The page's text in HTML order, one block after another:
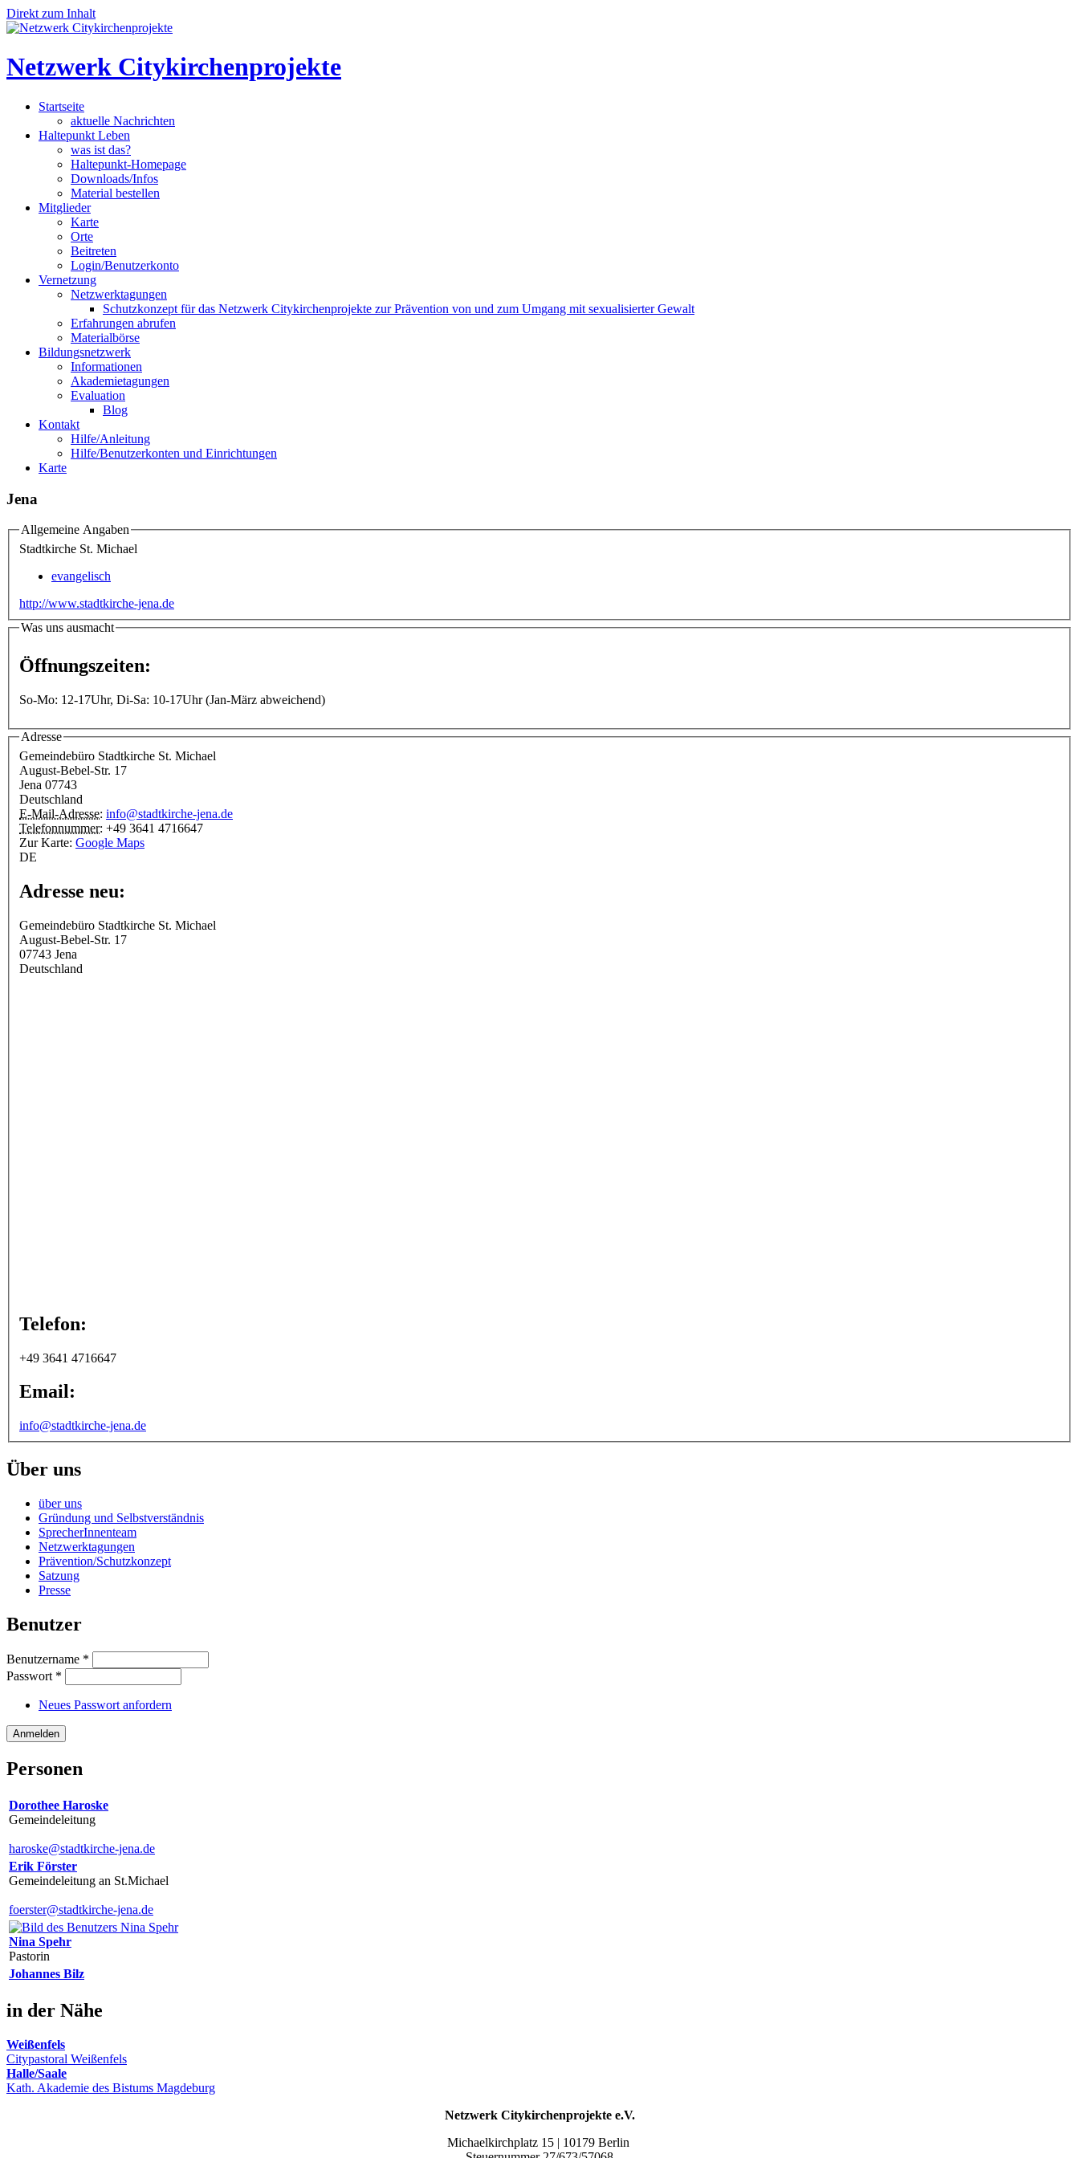
Direkt zum Inhalt
Netzwerk Citykirchenprojekte
Startseite
aktuelle Nachrichten
Haltepunkt Leben
was ist das?
Haltepunkt-Homepage
Downloads/Infos
Material bestellen
Mitglieder
Karte
Orte
Beitreten
Login/Benutzerkonto
Vernetzung
Netzwerktagungen
Schutzkonzept für das Netzwerk Citykirchenprojekte zur Prävention von und zum Umgang mit sexualisierter Gewalt
Erfahrungen abrufen
Materialbörse
Bildungsnetzwerk
Informationen
Akademietagungen
Evaluation
Blog
Kontakt
Hilfe/Anleitung
Hilfe/Benutzerkonten und Einrichtungen
Karte
Jena
Allgemeine Angaben
Stadtkirche St. Michael
evangelisch
http://www.stadtkirche-jena.de
Was uns ausmacht
Öffnungszeiten:
So-Mo: 12-17Uhr, Di-Sa: 10-17Uhr (Jan-März abweichend)
Adresse
Gemeindebüro Stadtkirche St. Michael
August-Bebel-Str. 17
Jena 07743
Deutschland
E-Mail-Adresse: info@stadtkirche-jena.de
Telefonnummer: +49 3641 4716647
Zur Karte: Google Maps
DE
Adresse neu:
Gemeindebüro Stadtkirche St. Michael
August-Bebel-Str. 17
07743 Jena
Deutschland
Telefon:
+49 3641 4716647
Email:
info@stadtkirche-jena.de
Über uns
über uns
Gründung und Selbstverständnis
SprecherInnenteam
Netzwerktagungen
Prävention/Schutzkonzept
Satzung
Presse
Benutzer
Benutzername *
Passwort *
Neues Passwort anfordern
Personen
Dorothee Haroske
Gemeindeleitung
haroske@stadtkirche-jena.de
Erik Förster
Gemeindeleitung an St.Michael
foerster@stadtkirche-jena.de
Nina Spehr
Pastorin
Johannes Bilz
in der Nähe
Weißenfels
Citypastoral Weißenfels
Halle/Saale
Kath. Akademie des Bistums Magdeburg
Netzwerk Citykirchenprojekte e.V.
Michaelkirchplatz 15 | 10179 Berlin